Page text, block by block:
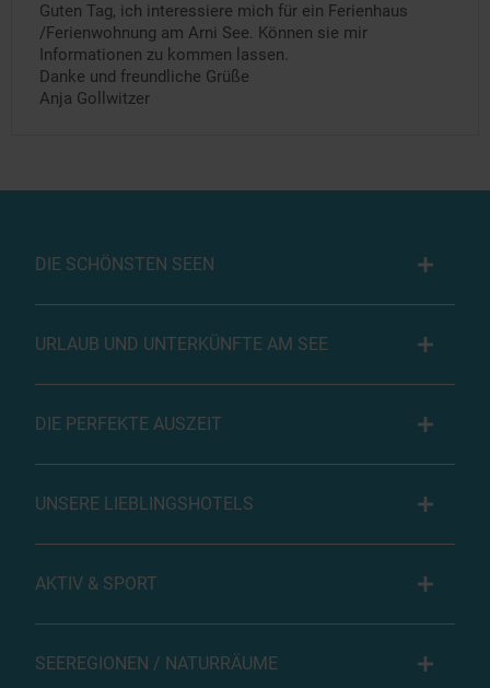
Guten Tag, ich interessiere mich für ein Ferienhaus
/Ferienwohnung am Arni See. Können sie mir
Informationen zu kommen lassen.
Danke und freundliche Grüße
Anja Gollwitzer
DIE SCHÖNSTEN SEEN
URLAUB UND UNTERKÜNFTE AM SEE
DIE PERFEKTE AUSZEIT
UNSERE LIEBLINGSHOTELS
AKTIV & SPORT
SEEREGIONEN / NATURRÄUME